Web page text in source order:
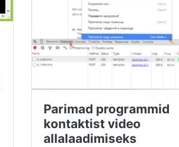
Parimad programmid
kontaktist video
allalaadimiseks